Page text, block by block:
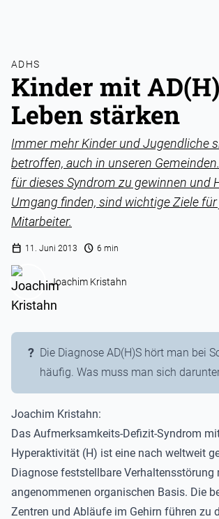
ADHS
Kinder mit
Leben stärken
Immer mehr Kinder und Jugendliche
betroffen, auch in unseren
für dieses Syndrom zu gewinnen und
Umgang finden, sind wichtige Ziele für
Mitarbeiter.
calendar_today 11. Juni 2013 schedule 6 min
Joachim Kristahn
Die Diagnose AD(H)S hört man bei
häufig. Was muss man sich
Joachim Kristahn:
Das Aufmerksamkeits-Defizit-Syndrom
Hyperaktivität (H) ist eine nach weltweit
Diagnose feststellbare Verhaltensstörung
angenommenen organischen Basis. Die
Zentren und Abläufe im Gehirn führen zu